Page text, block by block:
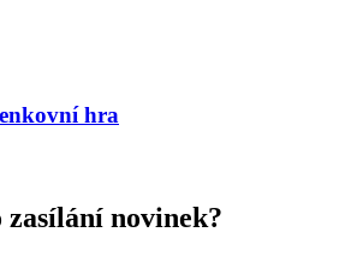
hra
novinek?